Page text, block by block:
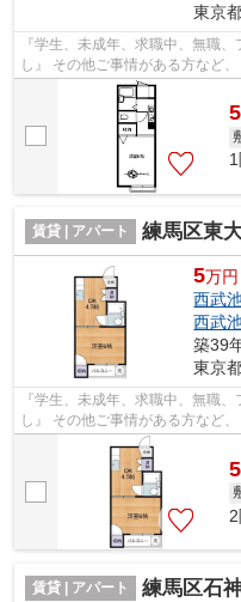
東京
『学生、未成年、求職中、無職
し』 その他ご事情がある方など
スタッフが対応致しますのでご希
賃貸 | アパート 練馬区東
5万円
西武
西武
築39
東京
『学生、未成年、求職中、無職
し』 その他ご事情がある方など
スタッフが対応致しますのでご希
5
賃貸 | アパート 練馬区石